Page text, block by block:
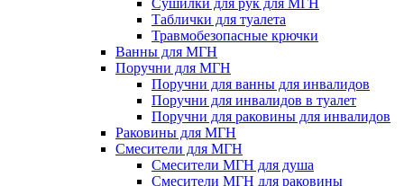
Сушилки для рук для МГН
Таблички для туалета
Травмобезопасные крючки
Ванны для МГН
Поручни для МГН
Поручни для ванны для инвалидов
Поручни для инвалидов в туалет
Поручни для раковины для инвалидов
Раковины для МГН
Смесители для МГН
Смесители МГН для душа
Смесители МГН для раковины